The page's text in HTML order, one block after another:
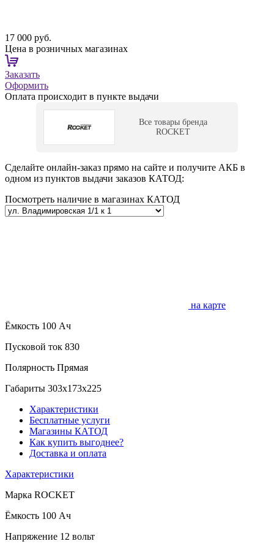
17 000 руб.
Цена в розничных магазинах
Заказать
Оформить
Оплата происходит в пункте выдачи
Все товары бренда
ROCKET
Сделайте онлайн-заказ прямо на сайте и получите АКБ в
одном из пунктов выдачи заказов КАТОД:
Посмотреть наличие в магазинах КАТОД
на карте
Ёмкость 100 Ач
Пусковой ток 830
Полярность Прямая
Габариты 303x173x225
Характеристики
Бесплатные услуги
Магазины КАТОД
Как купить выгоднее?
Доставка и оплата
Характеристики
Марка ROCKET
Ёмкость 100 Ач
Напряжение 12 вольт